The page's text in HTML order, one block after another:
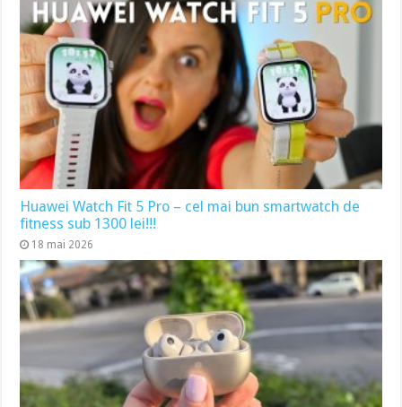
Huawei Watch Fit 5 Pro – cel mai bun smartwatch de
fitness sub 1300 lei!!!
18 mai 2026